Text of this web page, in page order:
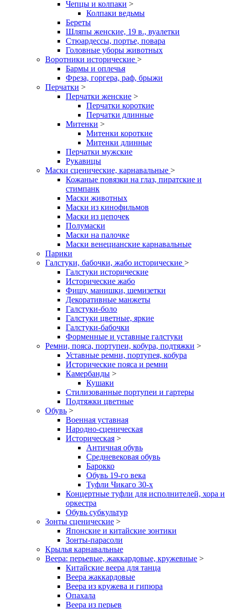
Чепцы и колпаки >
Колпаки ведьмы
Береты
Шляпы женские, 19 в., вуалетки
Стюардессы, портье, повара
Головные уборы животных
Воротники исторические >
Бармы и оплечья
Фреза, горгера, раф, брыжи
Перчатки >
Перчатки женские >
Перчатки короткие
Перчатки длинные
Митенки >
Митенки короткие
Митенки длинные
Перчатки мужские
Рукавицы
Маски сценические, карнавальные >
Кожаные повязки на глаз, пиратские и
стимпанк
Маски животных
Маски из кинофильмов
Маски из цепочек
Полумаски
Маски на палочке
Маски венецианские карнавальные
Парики
Галстуки, бабочки, жабо исторические >
Галстуки исторические
Исторические жабо
Фишу, манишки, шемизетки
Декоративные манжеты
Галстуки-боло
Галстуки цветные, яркие
Галстуки-бабочки
Форменные и уставные галстуки
Ремни, пояса, портупеи, кобура, подтяжки >
Уставные ремни, портупея, кобура
Исторические пояса и ремни
Камербанды >
Кушаки
Стилизованные портупеи и гартеры
Подтяжки цветные
Обувь >
Военная уставная
Народно-сценическая
Историческая >
Античная обувь
Средневековая обувь
Барокко
Обувь 19-го века
Туфли Чикаго 30-х
Концертные туфли для исполнителей, хора и
оркестра
Обувь субкультур
Зонты сценические >
Японские и китайские зонтики
Зонты-парасоли
Крылья карнавальные
Веера: перьевые, жаккардовые, кружевные >
Китайские веера для танца
Веера жаккардовые
Веера из кружева и гипюра
Опахала
Веера из перьев